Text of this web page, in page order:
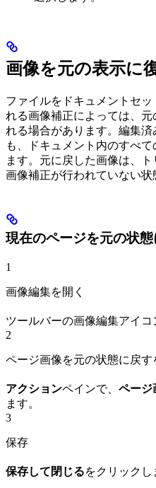
画像を元の表示に
ファイルをドキュメントセ
れる画像補正によっては、
れる場合があります。編集
も、ドキュメント内のすべ
ます。元に戻した画像は、
画像補正が行われていない状
現在のページを元の状
1
画像編集を開く
ツールバーの画像編集アイコ
2
ページ画像を元の状態に戻す
アクションペインで、 ページ
ます。
3
保存
保存して閉じるをクリックし